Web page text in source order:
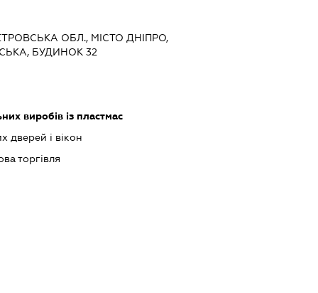
ОБЛ., МІСТО ДНІПРО,
БУДИНОК 32
виробів із пластмас
дверей і вікон
торгівля